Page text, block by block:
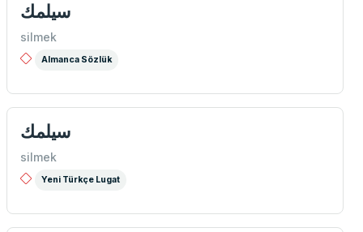
سيلمك
silmek
Almanca Sözlük
سيلمك
silmek
Yeni Türkçe Lugat